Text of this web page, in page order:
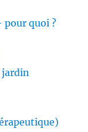
quoi ?
jardin